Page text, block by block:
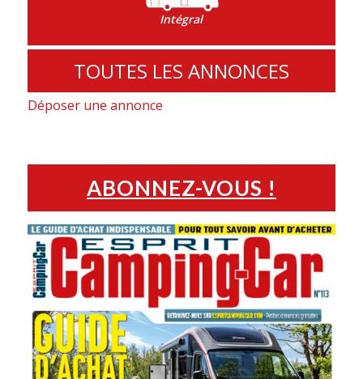
Intégral
TOUTES LES ANNONCES
Déposer une annonce
ABONNEZ-VOUS !